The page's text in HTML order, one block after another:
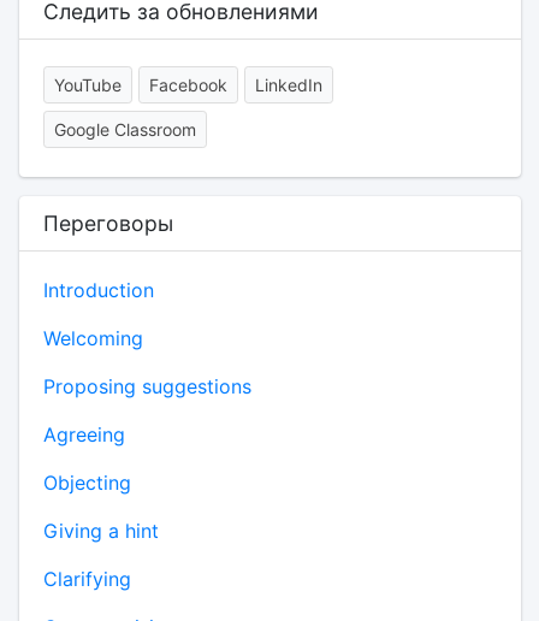
Следить за обновлениями
YouTube Facebook LinkedIn
Google Classroom
Переговоры
Introduction
Welcoming
Proposing suggestions
Agreeing
Objecting
Giving a hint
Clarifying